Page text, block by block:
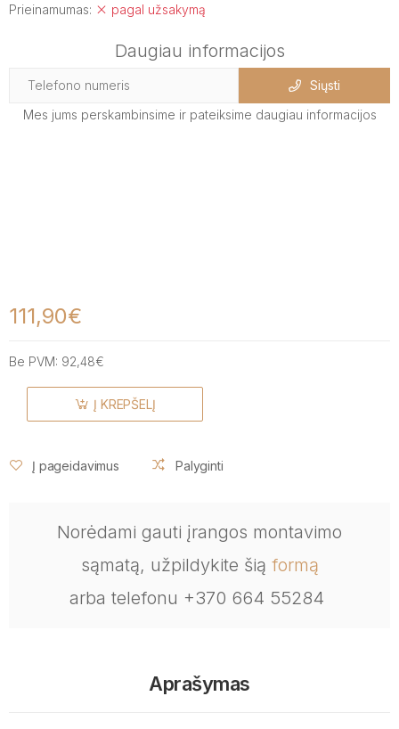
Prieinamumas: pagal užsakymą
Daugiau informacijos
Siųsti
Mes jums perskambinsime ir pateiksime daugiau informacijos
111,90€
Be PVM: 92,48€
Į KREPŠELĮ
Į pageidavimus Palyginti
Norėdami gauti įrangos montavimo
sąmatą, užpildykite šią formą
arba telefonu +370 664 55284
Aprašymas